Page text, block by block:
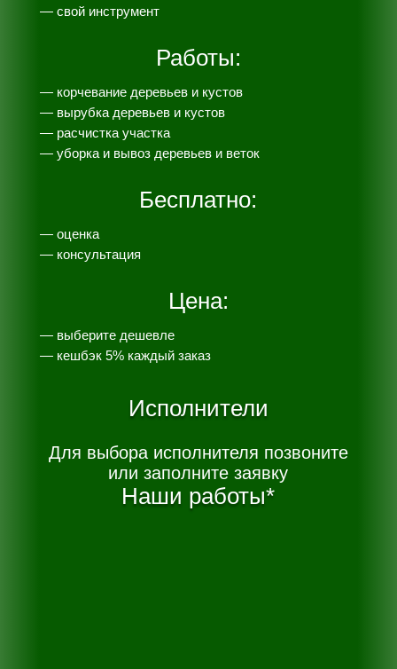
— свой инструмент
Работы:
— корчевание деревьев и кустов
— вырубка деревьев и кустов
— расчистка участка
— уборка и вывоз деревьев и веток
Бесплатно:
— оценка
— консультация
Цена:
— выберите дешевле
— кешбэк 5% каждый заказ
Исполнители
Для выбора исполнителя позвоните
или заполните заявку
Наши работы*